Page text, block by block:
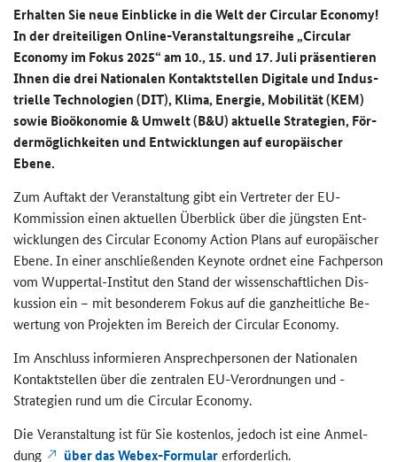
Er­hal­ten Sie neue Ein­bli­cke in die Welt derCircular Economy!
In der drei­tei­li­genOnline-​Veranstaltungsreihe „Circular
Economyim Fokus 2025“ am 10., 15. und 17. Juli prä­sen­tie­ren
Ihnen die drei Na­tio­na­len Kon­takt­stel­len Di­gi­ta­le und In­dus­
tri­el­le Tech­no­lo­gien (DIT), Klima, En­er­gie, Mo­bi­li­tät (KEM)
sowie Bio­öko­no­mie & Um­welt (B&U) ak­tu­el­le Stra­te­gien, För­
der­mög­lich­kei­ten und Ent­wick­lun­gen auf eu­ro­päi­scher
Ebene.
Zum Auf­takt der Ver­an­stal­tung gibt ein Ver­tre­ter der EU-​
Kommission einen ak­tu­el­len Über­blick über die jüngs­ten Ent­
wick­lun­gen des Cir­cu­lar Eco­no­my Ac­tion Plans auf eu­ro­päi­scher
Ebene. In einer an­schlie­ßen­den Key­note ord­net eine Fach­per­son
vom Wuppertal-​Institut den Stand der wis­sen­schaft­li­chen Dis­
kus­si­on ein – mit be­son­de­rem Fokus auf die ganz­heit­li­che Be­
wer­tung von Pro­jek­ten im Be­reich der Cir­cu­lar Eco­no­my.
Im An­schluss in­for­mie­ren An­sprech­per­so­nen der Na­tio­na­len
Kon­takt­stel­len über die zen­tra­len EU-​Verordnungen und -​
Strategien rund um die Cir­cu­lar Eco­no­my.
Die Ver­an­stal­tung ist für Sie kos­ten­los, je­doch ist eine An­mel­
dung
über das Webex-​Formularer­for­der­lich.